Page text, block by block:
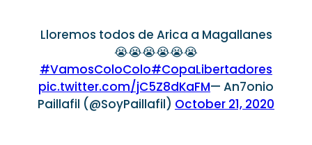
Lloremos todos de Arica a Magallanes
😭😭😭😭😭😭
#VamosColoColo#CopaLibertadores
pic.twitter.com/jC5Z8dKaFM— An7onio
Paillafil (@SoyPaillafil) October 21, 2020